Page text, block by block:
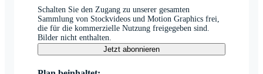
Schalten Sie den Zugang zu unserer gesamten
Sammlung von Stockvideos und Motion Graphics frei,
die für die kommerzielle Nutzung freigegeben sind.
Bilder nicht enthalten.
Jetzt abonnieren